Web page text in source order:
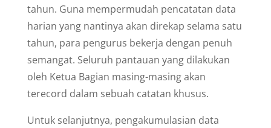
tahun. Guna mempermudah pencatatan data
harian yang nantinya akan direkap selama satu
tahun, para pengurus bekerja dengan penuh
semangat. Seluruh pantauan yang dilakukan
oleh Ketua Bagian masing-masing akan
terecord dalam sebuah catatan khusus.
Untuk selanjutnya, pengakumulasian data